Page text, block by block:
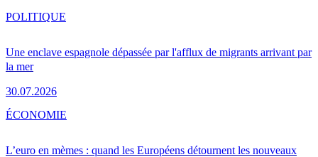
Une enclave espagnole dépassée par l'afflux de migrants arrivant par
la mer
30.07.2026
POLITIQUE
L’euro en mèmes : quand les Européens détournent les nouveaux
ÉCONOMIE